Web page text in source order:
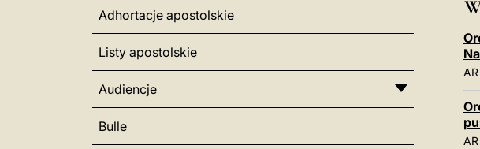
Adhortacje apostolskie
Listy apostolskie
Audiencje
Bulle
AR
AR